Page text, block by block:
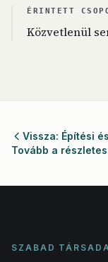
ÉRINTETT
Közvetlenül
Vissza: Építési
Tovább a
SZABAD